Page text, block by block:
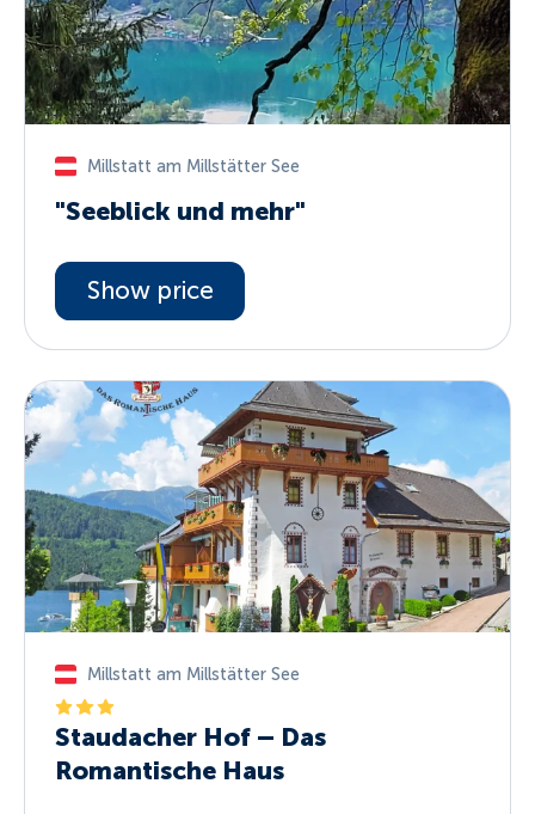
Millstatt am Millstätter See
"Seeblick und mehr"
Show price
Millstatt am Millstätter See
Staudacher Hof – Das
Romantische Haus